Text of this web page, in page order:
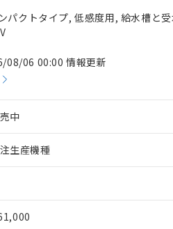
パクトタイプ, 低感度用, 給水槽と
08/06 00:00 情報更新
中
生産機種